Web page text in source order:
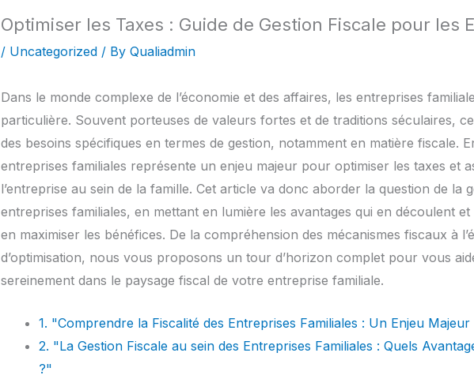
Optimiser les Taxes : Guide de Gestion Fiscale pour les
/ Uncategorized/ By Qualiadmin
Dans le monde complexe de l’économie et des affaires, les entreprises
particulière. Souvent porteuses de valeurs fortes et de traditions séculaires,
des besoins spécifiques en termes de gestion, notamment en matière fiscale.
entreprises familiales représente un enjeu majeur pour optimiser les taxes et
l’entreprise au sein de la famille. Cet article va donc aborder la question de la
entreprises familiales, en mettant en lumière les avantages qui en découlent
en maximiser les bénéfices. De la compréhension des mécanismes fiscaux à
d’optimisation, nous vous proposons un tour d’horizon complet pour vous
sereinement dans le paysage fiscal de votre entreprise familiale.
1. "Comprendre la Fiscalité des Entreprises Familiales : Un Enjeu
2. "La Gestion Fiscale au sein des Entreprises Familiales : Quels
?"